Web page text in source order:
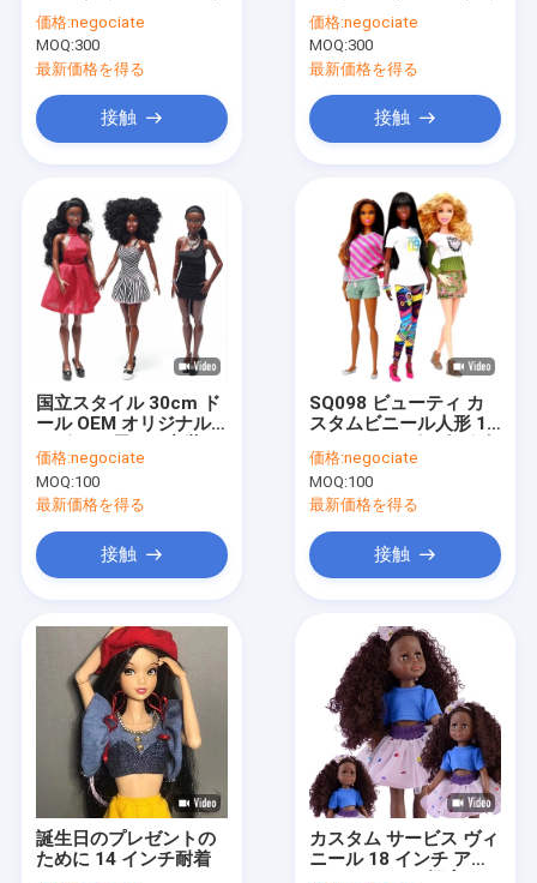
形
価格:negociate
MOQ:300
最新価格を得る
接触
衣装 1/6 bjd 人形
価格:negociate
MOQ:300
最新価格を得る
接触
国立スタイル 30cm ド
ール OEM オリジナル
タイルケースショー
価格:negociate
MOQ:100
最新価格を得る
接触
SQ098 ビューティ カ
スタムビニール人形 12
の子のプレゼント
価格:negociate
MOQ:100
最新価格を得る
接触
誕生日のプレゼントの
ために 14 インチ耐着
カスタム サービス ヴィ
ニール 18 インチ アメ